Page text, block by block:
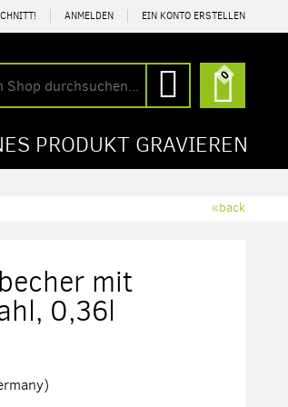
ANMELDEN EIN KONTO ERSTELLEN
0
PRODUKT GRAVIEREN
mit
0,36l
«back